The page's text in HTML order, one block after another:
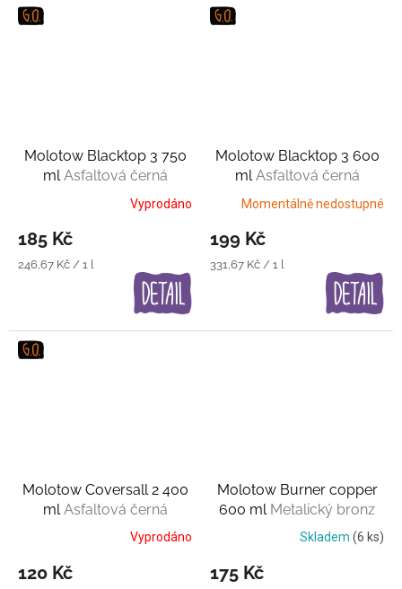
Molotow Blacktop 3 750
mlAsfaltová černá
Vyprodáno
185 Kč
Měrná
246,67 Kč / 1 l
Molotow Blacktop 3 600
mlAsfaltová černá
Momentálně nedostupné
199 Kč
Měrná
331,67 Kč / 1 l
Molotow Coversall 2 400
mlAsfaltová černá
Vyprodáno
120 Kč
Molotow Burner copper
600 ml Metalický bronz
Skladem (6 ks)
175 Kč